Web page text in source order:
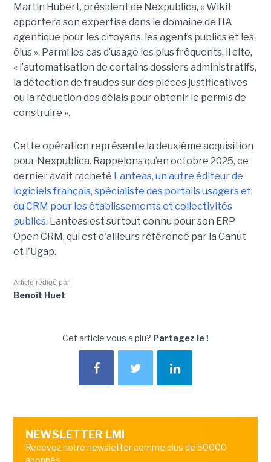
Martin Hubert, président de Nexpublica, « Wikit
apportera son expertise dans le domaine de l’IA
agentique pour les citoyens, les agents publics et les
élus ». Parmi les cas d’usage les plus fréquents, il cite,
« l’automatisation de certains dossiers administratifs,
la détection de fraudes sur des pièces justificatives
ou la réduction des délais pour obtenir le permis de
construire ».
Cette opération représente la deuxième acquisition
pour Nexpublica. Rappelons qu’en octobre 2025, ce
dernier avait racheté Lanteas, un autre éditeur de
logiciels français, spécialiste des portails usagers et
du CRM pour les établissements et collectivités
publics. Lanteas est surtout connu pour son ERP
Open CRM, qui est d'ailleurs référencé par la Canut
et l'Ugap.
Article rédigé par
Benoît Huet
Cet article vous a plu? Partagez le !
NEWSLETTER LMI
Recevez notre newsletter comme plus de 50000
abonnés